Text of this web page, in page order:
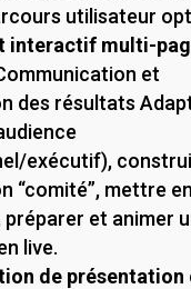
utilisateur
interactif multi-
et
des résultats
exécutif),
“comité”, mettre
préparer et animer
live.
de